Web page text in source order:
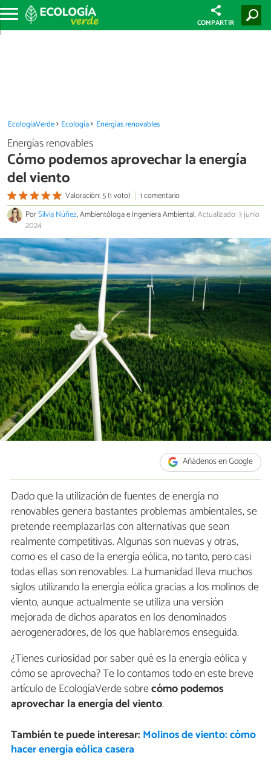
COMPARTIR
EcologíaVerde Ecología Energías renovables
Energías renovables
Cómo podemos aprovechar la energía
del viento
Valoración: 5 (1 voto)
1 comentario
PorSilvia Núñez, Ambientóloga e Ingeniera Ambiental.Actualizado: 3 junio
2024
Añádenos en Google
Dado que la utilización de fuentes de energía no
renovables genera bastantes problemas ambientales, se
pretende reemplazarlas con alternativas que sean
realmente competitivas. Algunas son nuevas y otras,
como es el caso de la energía eólica, no tanto, pero casi
todas ellas son renovables. La humanidad lleva muchos
siglos utilizando la energía eólica gracias a los molinos de
viento, aunque actualmente se utiliza una versión
mejorada de dichos aparatos en los denominados
aerogeneradores, de los que hablaremos enseguida.
¿Tienes curiosidad por saber qué es la energía eólica y
cómo se aprovecha? Te lo contamos todo en este breve
artículo de EcologíaVerde sobrecómo podemos
aprovechar la energía del viento.
También te puede interesar: Molinos de viento: cómo
hacer energía eólica casera